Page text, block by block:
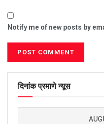
Notify me of new posts by
दिनांक प्रमाणे न्यूस